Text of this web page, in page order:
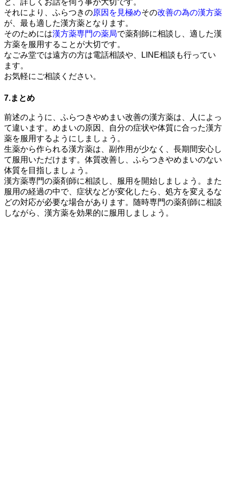
ど、詳しくお話を伺う事が大切です。
それにより、ふらつきの原因を見極めその改善の為の漢方薬
が、最も適した漢方薬となります。
そのためには漢方薬専門の薬局で薬剤師に相談し、適した漢
方薬を服用することが大切です。
なごみ堂では遠方の方は電話相談や、LINE相談も行ってい
ます。
お気軽にご相談ください。
7.まとめ
前述のように、ふらつきやめまい改善の漢方薬は、人によっ
て違います。めまいの原因、自分の症状や体質に合った漢方
薬を服用するようにしましょう。
生薬から作られる漢方薬は、副作用が少なく、長期間安心し
て服用いただけます。体質改善し、ふらつきやめまいのない
体質を目指しましょう。
漢方薬専門の薬剤師に相談し、服用を開始しましょう。また
服用の経過の中で、症状などが変化したら、処方を変えるな
どの対応が必要な場合があります。随時専門の薬剤師に相談
しながら、漢方薬を効果的に服用しましょう。